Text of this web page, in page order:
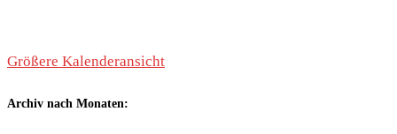
Größere Kalenderansicht
Archiv nach Monaten: